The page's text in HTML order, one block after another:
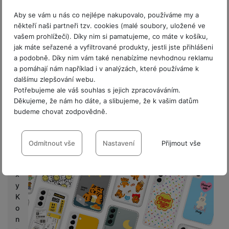
Aby se vám u nás co nejlépe nakupovalo, používáme my a
někteří naši partneři tzv. cookies (malé soubory, uložené ve
vašem prohlížeči). Díky nim si pamatujeme, co máte v košíku,
jak máte seřazené a vyfiltrované produkty, jestli jste přihlášeni
a podobně. Díky nim vám také nenabízíme nevhodnou reklamu
a pomáhají nám například i v analýzách, které používáme k
dalšímu zlepšování webu.
Potřebujeme ale váš souhlas s jejich zpracováváním.
Děkujeme, že nám ho dáte, a slibujeme, že k vašim datům
budeme chovat zodpovědně.
Nastavení souhlasů s kategoriemi
cookies
VŽDY AKTIVNÍ
Technické cookies umožňují váš průchod nákupním košíkem,
porovnávání produktů a další nezbytné funkce.
Preferenční a rozšířené funkce
Preferenční a rozšířené funkce-abyste nemuseli vše
nastavovat znovu a abyste se s námi mohli spojit např. pomocí
Odmítnout vše Nastavení Přijmout vše
C
a
s
h
b
a
x
y
K
o
n
vystaví barevné provedení vašeho Galaxy S22 v
plné kráse.
Zábava pro kreativní duše
S hravými a stylovými obrázky si vytvoříte telefon,
který každý okamžitě pozná.Kryt Frame Cover si
můžete ještě dále přizpůsobit zábavnými,
elegantními či značkovými designy pro opravdu
osobitý vzhled.